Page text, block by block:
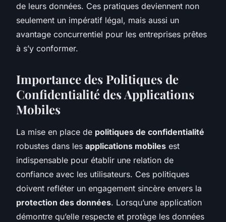
de leurs données. Ces pratiques deviennent non
seulement un impératif légal, mais aussi un
avantage concurrentiel pour les entreprises prêtes
à s’y conformer.
Importance des Politiques de
Confidentialité des Applications
Mobiles
La mise en place de politiques de confidentialité
robustes dans les applications mobiles est
indispensable pour établir une relation de
confiance avec les utilisateurs. Ces politiques
doivent refléter un engagement sincère envers la
protection des données. Lorsqu’une application
démontre qu’elle respecte et protège les données